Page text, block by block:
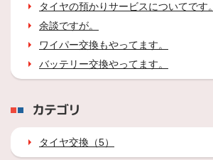
タイヤの預かりサービスについてです。
余談ですが。
ワイパー交換もやってます。
バッテリー交換やってます。
カテゴリ
タイヤ交換（5）